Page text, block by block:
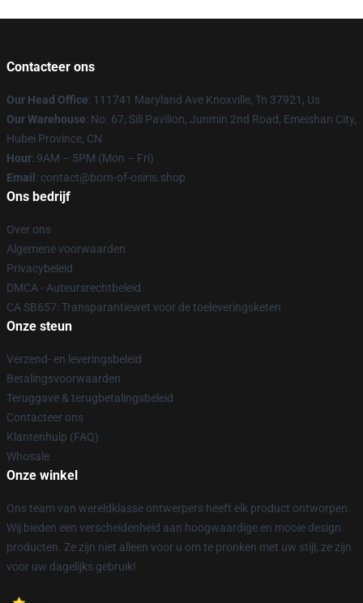
Contacteer ons
Our Head Office: 111741 Maryland Ave Knoxville, Tn 37921, Us
Our Warehouse: No. 67, Sili Pavilion, Junmin 2nd Road, Emeishan City,
Hubei Province, CN
Hour: 9AM – 5PM (Mon – Fri)
Email : contact@born-of-osiris.shop
Ons bedrijf
Over ons
Algemene voorwaarden
Privacybeleid
DMCA - Auteursrechtbeleid
CA SB657: Transparantiewet voor de toeleveringsketen
Onze steun
Verzend- en leveringsbeleid
Betalingsvoorwaarden
Teruggave & terugbetalingsbeleid
Contacteer ons
Klantenhulp (FAQ)
Whosale
Onze winkel
Ons team van wereldklasse ontwerpers heeft elk product ontworpen.
Wij bieden een verscheidenheid aan hoogwaardige en mooie design
producten. Ze zijn niet alleen voor u om te pronken met uw stijl, ze zijn
voor uw dagelijks gebruik!